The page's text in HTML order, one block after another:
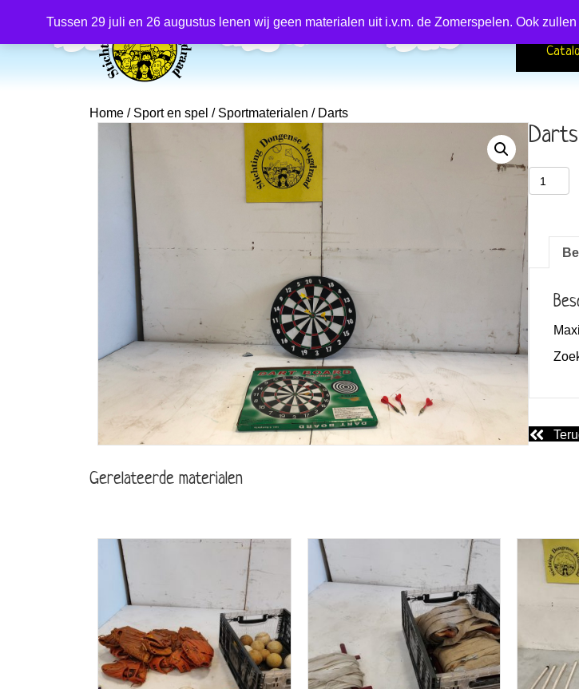
Tussen 29 juli en 26 augustus lenen wij geen materialen uit i.v.m. de Zomerspelen. Ook
zoeken
Home / Sport en spel / Sportmaterialen / Darts
Darts
Darts
aantal
Gerelateerde materialen